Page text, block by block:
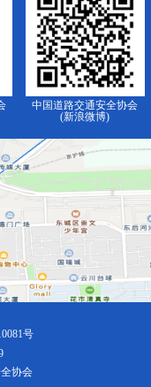
中国道路交通安全协会
(新浪微博)
号
协会